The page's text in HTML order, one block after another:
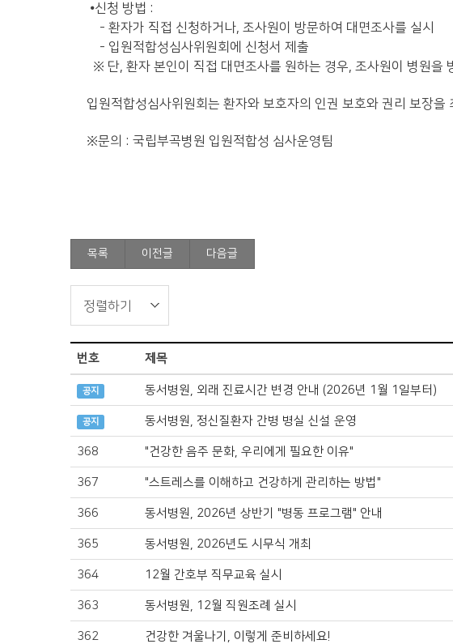
⦁신청 방법 :
- 환자가 직접 신청하거나, 조사원이 방문하여 대면조사를 실시
- 입원적합성심사위원회에 신청서 제출
※ 단, 환자 본인이 직접 대면조사를 원하는 경우, 조사원이 병원을
입원적합성심사위원회는 환자와 보호자의 인권 보호와 권리 보장을
※문의 : 국립부곡병원 입원적합성 심사운영팀
목록 이전글 다음글
번호 제목
공지 동서병원, 외래 진료시간 변경 안내 (2026년 1월 1일부터)
공지 동서병원, 정신질환자 간병 병실 신설 운영
368 "건강한 음주 문화, 우리에게 필요한 이유"
367 "스트레스를 이해하고 건강하게 관리하는 방법"
366 동서병원, 2026년 상반기 "병동 프로그램" 안내
365 동서병원, 2026년도 시무식 개최
364 12월 간호부 직무교육 실시
363 동서병원, 12월 직원조례 실시
362 건강한 겨울나기, 이렇게 준비하세요!